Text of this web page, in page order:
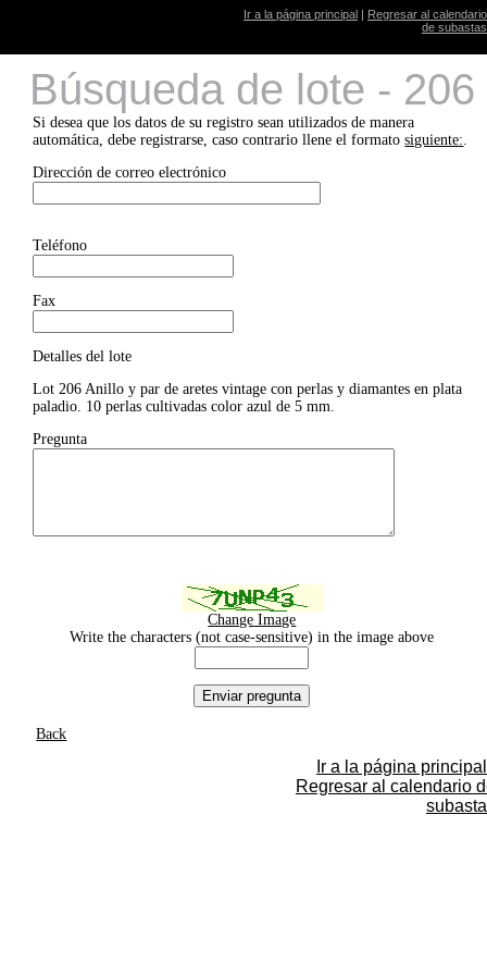
Ir a la página principal | Regresar al calendario
de subastas
Búsqueda de lote - 206
Si desea que los datos de su registro sean utilizados de manera
automática, debe registrarse, caso contrario llene el formatosiguiente:.
Dirección de correo electrónico
Teléfono
Fax
Detalles del lote
Lot 206 Anillo y par de aretes vintage con perlas y diamantes en plata
paladio. 10 perlas cultivadas color azul de 5 mm.
Pregunta
Change Image
Write the characters (not case-sensitive) in the image above
Back
Ir a la página principal
Regresar al calendario